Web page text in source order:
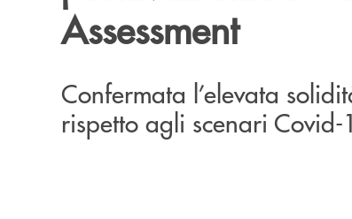
Assessment
Confermata l’elevata
rispetto agli scenari Covid-